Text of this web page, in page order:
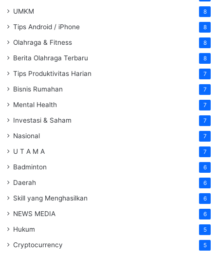
UMKM 8
Tips Android / iPhone 8
Olahraga & Fitness 8
Berita Olahraga Terbaru 8
Tips Produktivitas Harian 7
Bisnis Rumahan 7
Mental Health 7
Investasi & Saham 7
Nasional 7
U T A M A 7
Badminton 6
Daerah 6
Skill yang Menghasilkan 6
NEWS MEDIA 6
Hukum 5
Cryptocurrency 5